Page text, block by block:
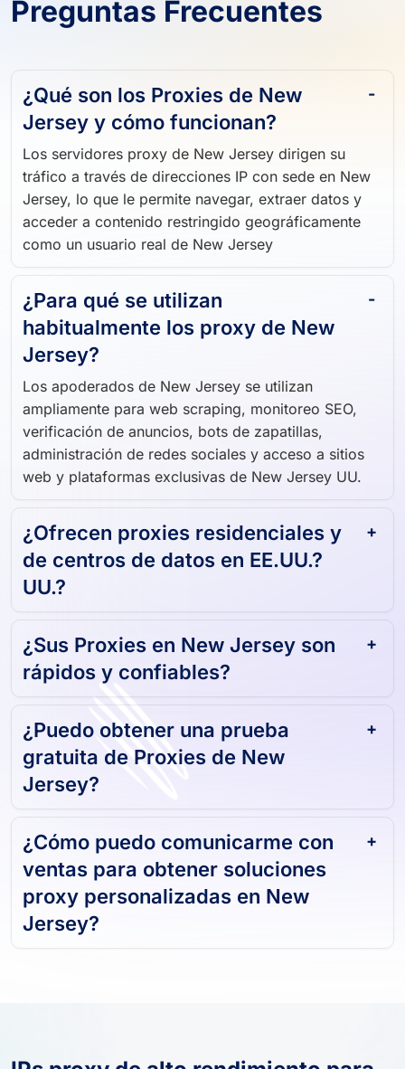
Preguntas Frecuentes
¿Qué son los Proxies de New
Jersey y cómo funcionan?
Los servidores proxy de New Jersey dirigen su
tráfico a través de direcciones IP con sede en New
Jersey, lo que le permite navegar, extraer datos y
acceder a contenido restringido geográficamente
¿Para qué se utilizan
habitualmente los proxy de New
Jersey?
Los apoderados de New Jersey se utilizan
ampliamente para web scraping, monitoreo SEO,
verificación de anuncios, bots de zapatillas,
administración de redes sociales y acceso a sitios
¿Ofrecen proxies residenciales y
de centros de datos en EE.UU.?
¿Sus Proxies en New Jersey son
rápidos y confiables?
¿Puedo obtener una prueba
gratuita de Proxies de New
¿Cómo puedo comunicarme con
ventas para obtener soluciones
proxy personalizadas en New